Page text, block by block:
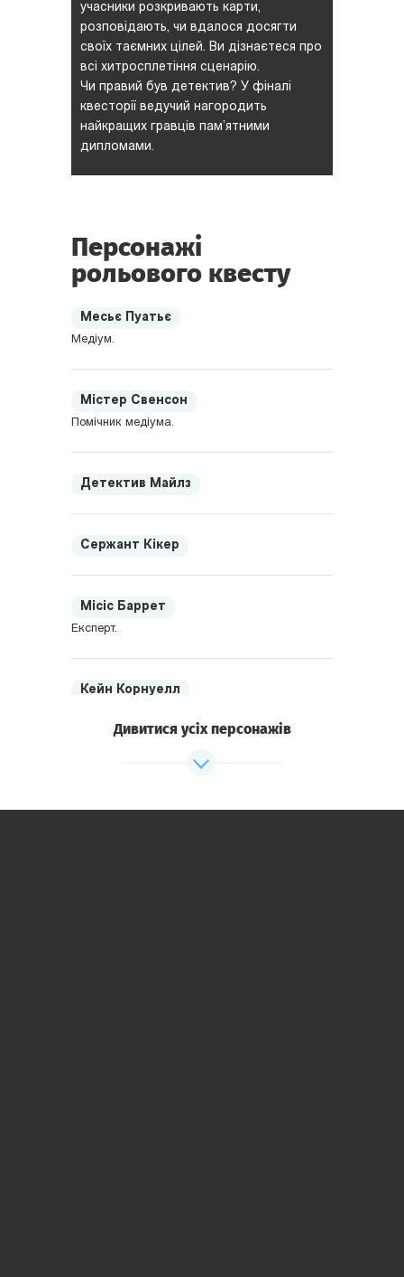
учасники розкривають карти,
розповідають, чи вдалося досягти
своїх таємних цілей. Ви дізнаєтеся про
всі хитросплетіння сценарію.
Чи правий був детектив? У фіналі
квесторії ведучий нагородить
найкращих гравців пам’ятними
дипломами.
Персонажі
рольового квесту
Месьє Пуатьє
Медіум.
Містер Свенсон
Помічник медіума.
Детектив Майлз
Сержант Кікер
Місіс Баррет
Експерт.
Кейн Корнуелл
Дивитися усіх персонажів